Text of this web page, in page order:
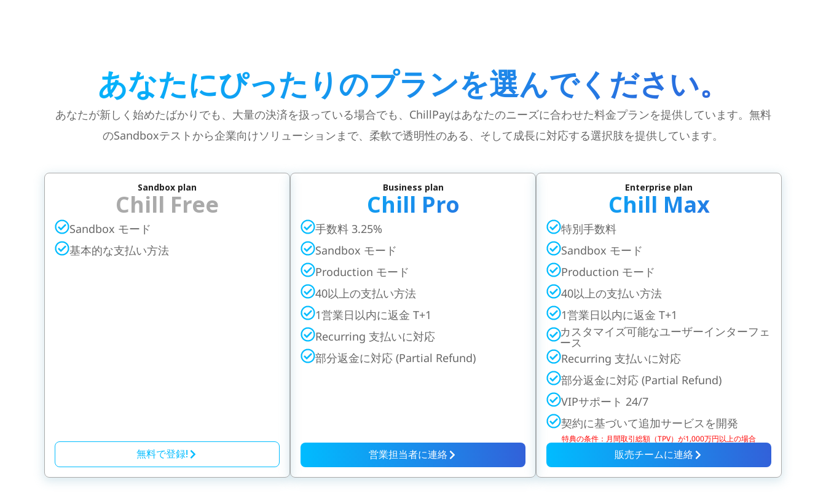
あなたにぴったりのプランを選んでください。
あなたが新しく始めたばかりでも、大量の決済を扱っている場合でも、ChillPayはあなたのニーズに合わせた料金プランを提供しています。無料
のSandboxテストから企業向けソリューションまで、柔軟で透明性のある、そして成長に対応する選択肢を提供しています。
Sandbox plan
Chill Free
Sandbox モード
基本的な支払い方法
無料で登録!
Business plan​
Chill Pro
営業担当者に連絡
手数料 3.25%
Sandbox モード
Production モード
40以上の支払い方法
1営業日以内に返金 T+1
Recurring 支払いに対応
部分返金に対応 (Partial Refund)
Enterprise plan
Chill Max
販売チームに連絡
特別手数料
Sandbox モード
Production モード
40以上の支払い方法
1営業日以内に返金 T+1
カスタマイズ可能なユーザーインターフェ
ース
Recurring 支払いに対応
部分返金に対応 (Partial Refund)
VIPサポート 24/7
契約に基づいて追加サービスを開発
特典の条件：月間取引総額（TPV）が1,000万円以上の場合